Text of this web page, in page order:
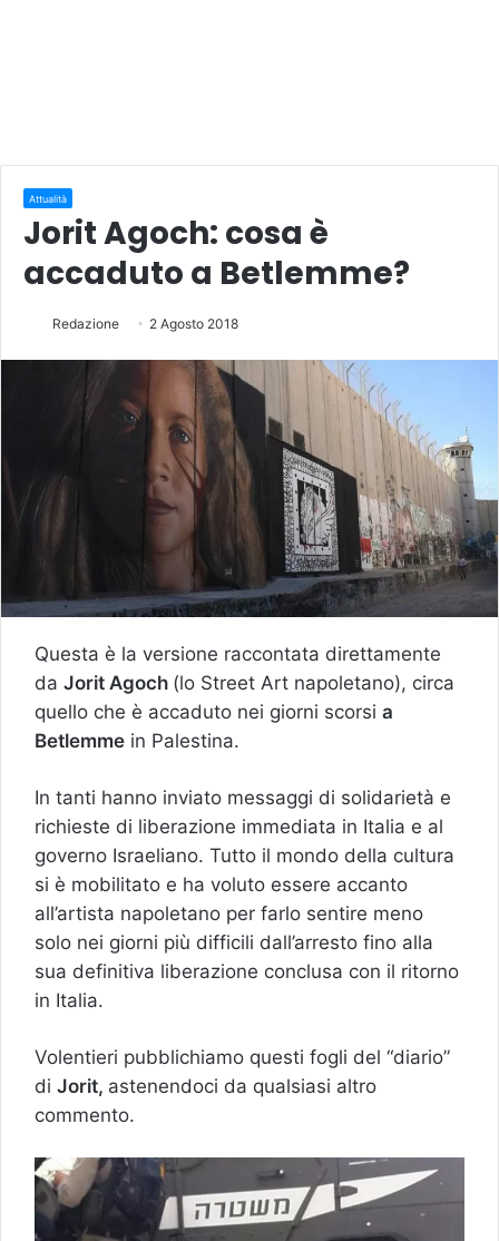
Attualità
Jorit Agoch: cosa è
accaduto a Betlemme?
Redazione 2 Agosto 2018
Questa è la versione raccontata direttamente
da Jorit Agoch (lo Street Art napoletano), circa
quello che è accaduto nei giorni scorsi a
Betlemme in Palestina.
In tanti hanno inviato messaggi di solidarietà e
richieste di liberazione immediata in Italia e al
governo Israeliano. Tutto il mondo della cultura
si è mobilitato e ha voluto essere accanto
all’artista napoletano per farlo sentire meno
solo nei giorni più difficili dall’arresto fino alla
sua definitiva liberazione conclusa con il ritorno
in Italia.
Volentieri pubblichiamo questi fogli del “diario”
di Jorit, astenendoci da qualsiasi altro
commento.